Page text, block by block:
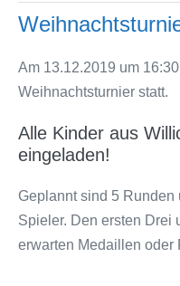
Am 13.12.2019 um
Weihnachtsturnier statt.
Alle Kinder aus
eingeladen!
Geplannt sind 5 Runden
Spieler. Den ersten Drei
erwarten Medaillen oder